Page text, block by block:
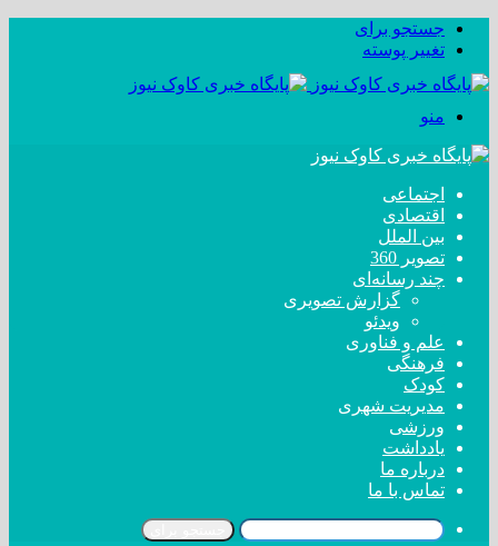
جستجو برای
تغییر پوسته
منو
اجتماعی
اقتصادی
بین الملل
تصویر 360
چند رسانه‌ای
گزارش تصویری
ویدئو
علم و فناوری
فرهنگی
کودک
مدیریت شهری
ورزشی
یادداشت
درباره ما
تماس با ما